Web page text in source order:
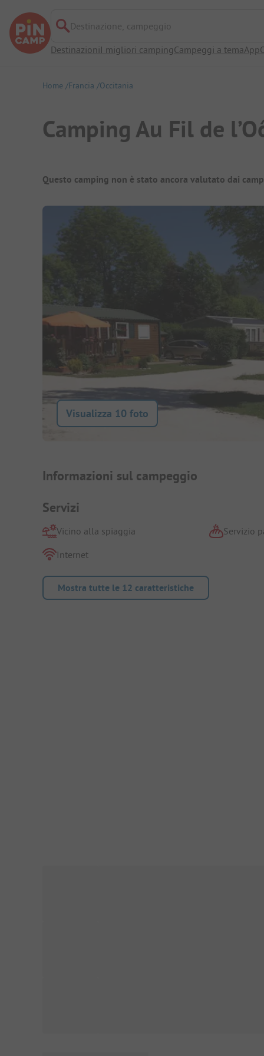
Destinazione, campeggio
DestinazioniI migliori campingCampeggi a temaApp
Home Francia Occitania
Camping Au Fil de
Panoramica del campeggio
Questo camping non è stato ancora valutato dai
Visualizza 10 foto
Presentazione del
Informazioni sul campeggio
Servizi
Vicino alla spiaggia
Servizio
Internet
Mostra tutte le 12 caratteristiche